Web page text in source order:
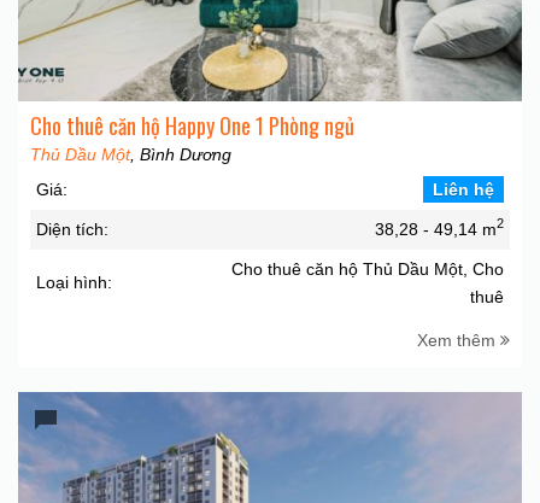
Cho thuê căn hộ Happy One 1 Phòng ngủ
Thủ Dầu Một, Bình Dương
Giá:
Liên hệ
Diện tích: 38,28 - 49,14 m2
Loại hình:
Cho thuê căn hộ Thủ Dầu Một, Cho
thuê
Xem thêm